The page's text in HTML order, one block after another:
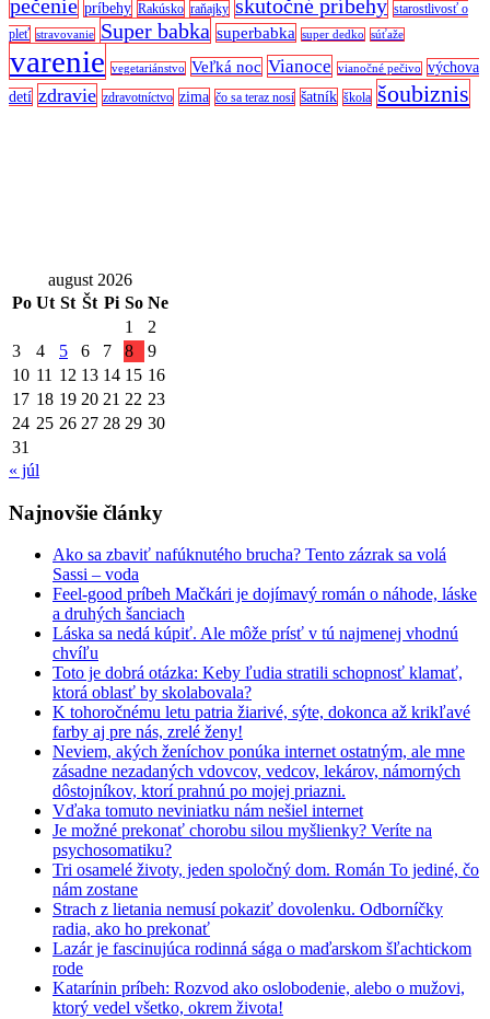
pečenie príbehy Rakúsko raňajky skutočné príbehy starostlivosť o
pleť stravovanie Super babka superbabka super dedko súťaže
varenie vegetariánstvo Veľká noc Vianoce vianočné pečivo
výchova
detí zdravie zdravotníctvo zima čo sa teraz nosí šatník škola šoubiznis
august 2026
Po Ut St Št Pi So Ne
1
2
3
4 5 6 7 8
9
10 11 12 13 14 15 16
17 18 19 20 21 22 23
24 25 26 27 28 29 30
31
« júl
Najnovšie články
Ako sa zbaviť nafúknutého brucha? Tento zázrak sa volá
Sassi – voda
Feel-good príbeh Mačkári je dojímavý román o náhode, láske
a druhých šanciach
Láska sa nedá kúpiť. Ale môže prísť v tú najmenej vhodnú
chvíľu
Toto je dobrá otázka: Keby ľudia stratili schopnosť klamať,
ktorá oblasť by skolabovala?
K tohoročnému letu patria žiarivé, sýte, dokonca až krikľavé
farby aj pre nás, zrelé ženy!
Neviem, akých ženíchov ponúka internet ostatným, ale mne
zásadne nezadaných vdovcov, vedcov, lekárov, námorných
dôstojníkov, ktorí prahnú po mojej priazni.
Vďaka tomuto neviniatku nám nešiel internet
Je možné prekonať chorobu silou myšlienky? Veríte na
psychosomatiku?
Tri osamelé životy, jeden spoločný dom. Román To jediné, čo
nám zostane
Strach z lietania nemusí pokaziť dovolenku. Odborníčky
radia, ako ho prekonať
Lazár je fascinujúca rodinná sága o maďarskom šľachtickom
rode
Katarínin príbeh: Rozvod ako oslobodenie, alebo o mužovi,
ktorý vedel všetko, okrem života!